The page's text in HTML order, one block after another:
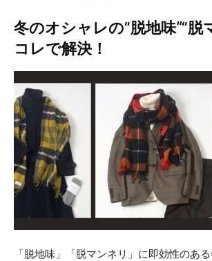
冬のオシャレの“脱地味”“脱
コレで解決！
「脱地味」「脱マンネリ」に即効性のあ